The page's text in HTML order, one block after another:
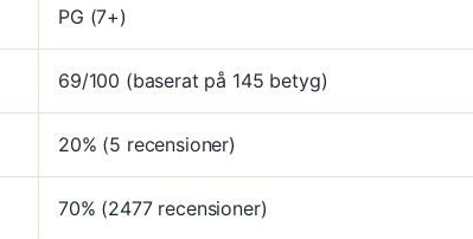
PG (7+)
69/100 (baserat på 145 betyg)
20% (5 recensioner)
70% (2477 recensioner)